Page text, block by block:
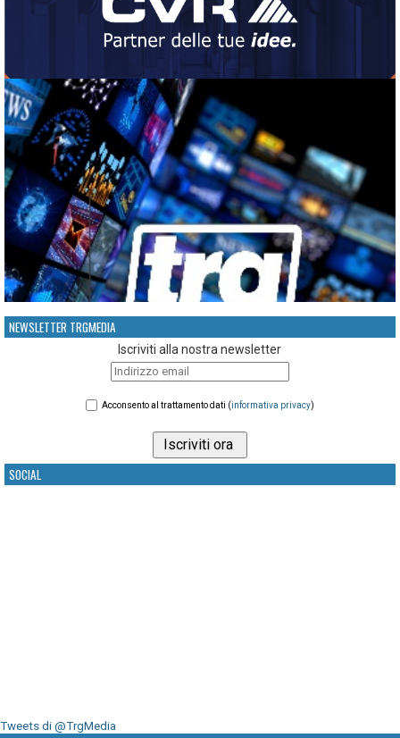
NEWSLETTER TRGMEDIA
Iscriviti alla nostra newsletter
Acconsento al trattamento dati (informativa privacy)
SOCIAL
Tweets di @TrgMedia